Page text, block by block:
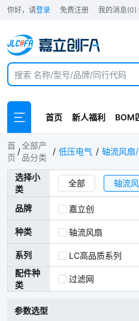
你好，请登录 免费注册 我的消息(0)
首页 新人福利 BOM
轴流风扇
首
页
全部产
品分类
低压电气 轴流风扇
选择小
类
全部 轴流
离子风机/离子风扇
离子风嘴/离子喷嘴
品牌 嘉立创
种类 轴流风扇
系列 LC高品质系列
配件种
类
过滤网
参数选型